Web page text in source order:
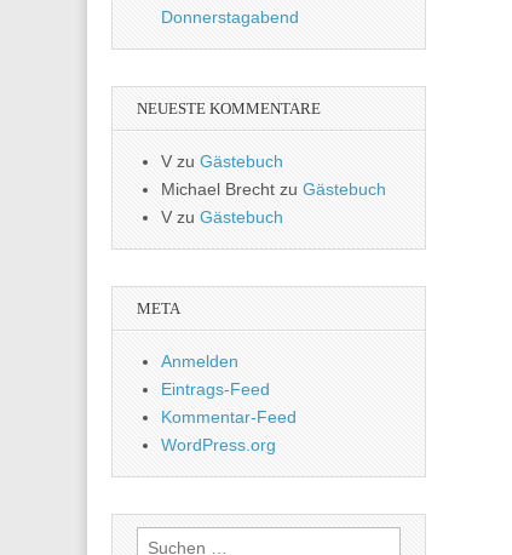
Donnerstagabend
NEUESTE KOMMENTARE
V zu Gästebuch
Michael Brecht zu Gästebuch
Vzu Gästebuch
META
Anmelden
Eintrags-Feed
Kommentar-Feed
WordPress.org
Suchen